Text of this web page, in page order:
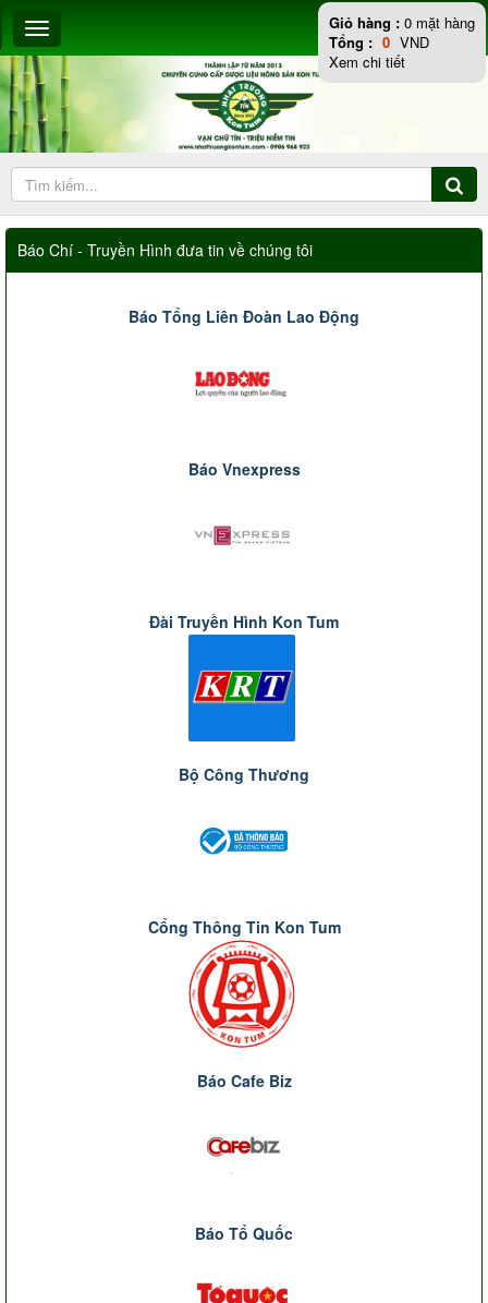
Báo Chí - Truyền Hình đưa tin về chúng tôi
Báo Tổng Liên Đoàn Lao Động
Báo Vnexpress
Đài Truyền Hình Kon Tum
Bộ Công Thương
Cổng Thông Tin Kon Tum
Báo Cafe Biz
Báo Tổ Quốc
Giỏ hàng : 0 mặt hàng
Tổng : 0 VND
Xem chi tiết